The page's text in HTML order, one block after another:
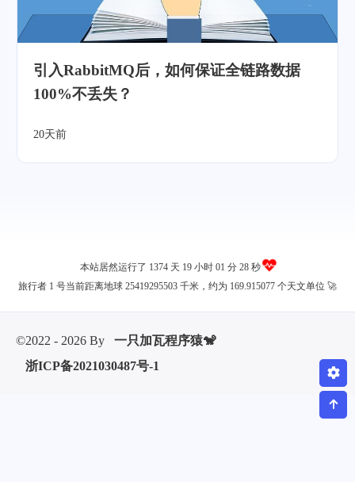
引入RabbitMQ后，如何保证全链路数据
100%不丢失？
20天前
本站居然运行了 1374 天 19 小时 01 分 29 秒
旅行者 1 号当前距离地球 25419295520 千米，约为 169.915077 个天文单位 🚀
©2022 - 2026 By
一只加瓦程序猿🐒
浙ICP备2021030487号-1